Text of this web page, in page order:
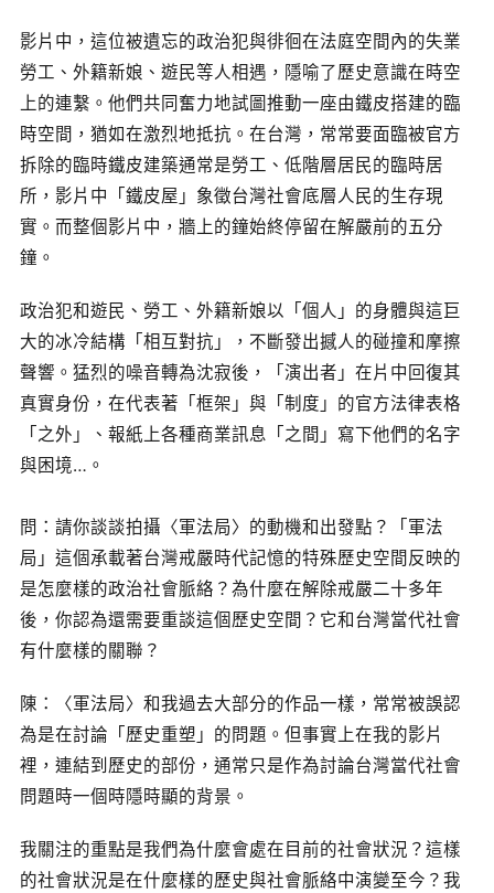
影片中，這位被遺忘的政治犯與徘徊在法庭空間內的失業
勞工、外籍新娘、遊民等人相遇，隱喻了歷史意識在時空
上的連繫。他們共同奮力地試圖推動一座由鐵皮搭建的臨
時空間，猶如在激烈地抵抗。在台灣，常常要面臨被官方
拆除的臨時鐵皮建築通常是勞工、低階層居民的臨時居
所，影片中「鐵皮屋」象徵台灣社會底層人民的生存現
實。而整個影片中，牆上的鐘始終停留在解嚴前的五分
鐘。
政治犯和遊民、勞工、外籍新娘以「個人」的身體與這巨
大的冰冷結構「相互對抗」，不斷發出撼人的碰撞和摩擦
聲響。猛烈的噪音轉為沈寂後，「演出者」在片中回復其
真實身份，在代表著「框架」與「制度」的官方法律表格
「之外」、報紙上各種商業訊息「之間」寫下他們的名字
與困境…。
問：請你談談拍攝〈軍法局〉的動機和出發點？「軍法
局」這個承載著台灣戒嚴時代記憶的特殊歷史空間反映的
是怎麼樣的政治社會脈絡？為什麼在解除戒嚴二十多年
後，你認為還需要重談這個歷史空間？它和台灣當代社會
有什麼樣的關聯？
陳：〈軍法局〉和我過去大部分的作品一樣，常常被誤認
為是在討論「歷史重塑」的問題。但事實上在我的影片
裡，連結到歷史的部份，通常只是作為討論台灣當代社會
問題時一個時隱時顯的背景。
我關注的重點是我們為什麼會處在目前的社會狀況？這樣
的社會狀況是在什麼樣的歷史與社會脈絡中演變至今？我